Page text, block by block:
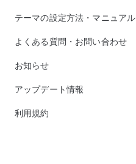
テーマの設定方法・マニュアル
よくある質問・お問い合わせ
お知らせ
アップデート情報
利用規約